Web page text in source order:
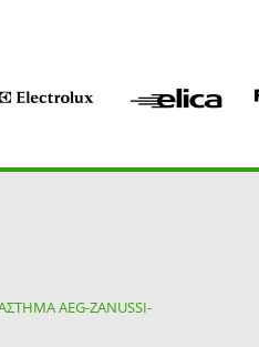
ΑΕG-ZANUSSI-